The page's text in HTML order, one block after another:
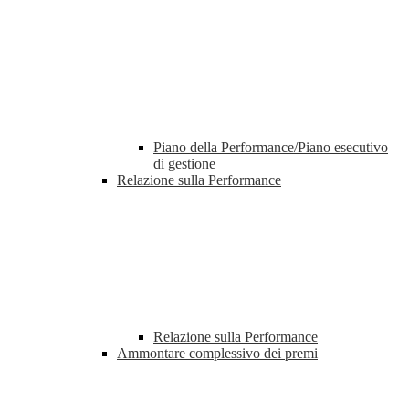
Piano della Performance/Piano esecutivo
di gestione
Relazione sulla Performance
Relazione sulla Performance
Ammontare complessivo dei premi